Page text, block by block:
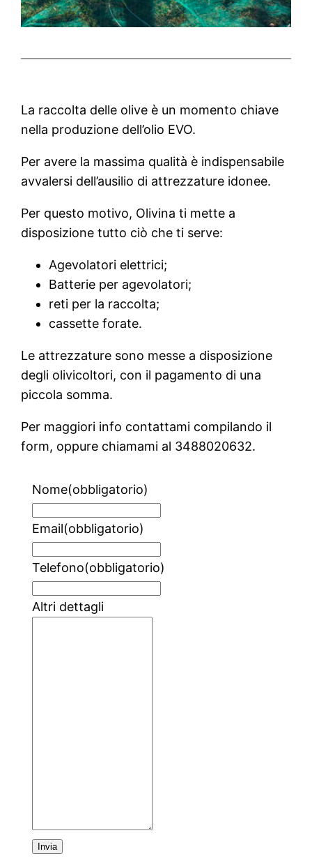
La raccolta delle olive è un momento chiave
nella produzione dell’olio EVO.
Per avere la massima qualità è indispensabile
avvalersi dell’ausilio di attrezzature idonee.
Per questo motivo, Olivina ti mette a
disposizione tutto ciò che ti serve:
Agevolatori elettrici;
Batterie per agevolatori;
reti per la raccolta;
cassette forate.
Le attrezzature sono messe a disposizione
degli olivicoltori, con il pagamento di una
piccola somma.
Per maggiori info contattami compilando il
form, oppure chiamami al 3488020632.
Nome(obbligatorio)
Email(obbligatorio)
Telefono(obbligatorio)
Altri dettagli
Invia